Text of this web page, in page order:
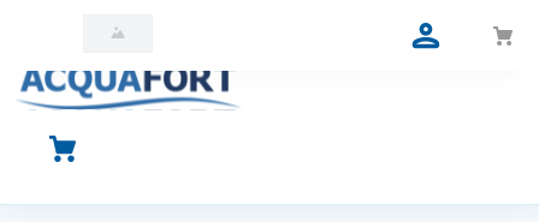
O que você está procurando?